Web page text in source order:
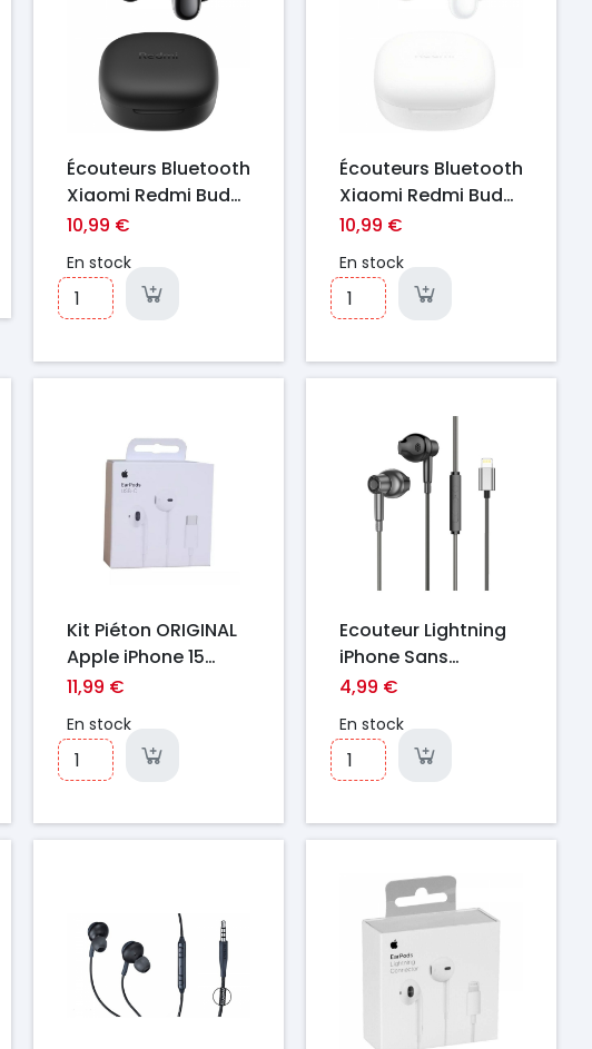
Écouteurs Bluetooth
Xiaomi Redmi Buds
6 Play Noir
10,99 €
En stock
Écouteurs Bluetooth
Xiaomi Redmi Buds
6 Play Blanc
10,99 €
En stock
Kit Piéton ORIGINAL
Apple iPhone 15
USB-C MTJY3ZM/A
(Boîte/Blister)
11,99 €
En stock
Ecouteur Lightning
iPhone Sans
Bluetooth SENDEM
4,99 €
En stock